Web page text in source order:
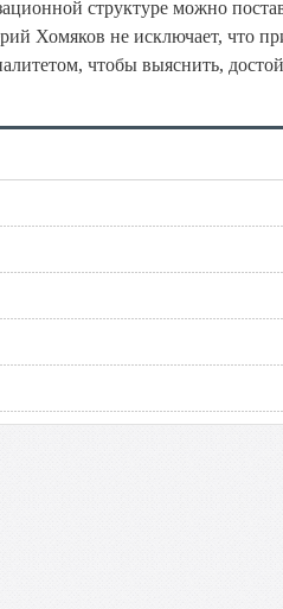
структуре можно
Хомяков не исключает, что
чтобы выяснить,